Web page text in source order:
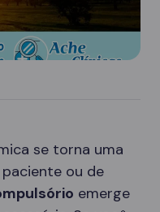
se torna uma
ou de
emerge